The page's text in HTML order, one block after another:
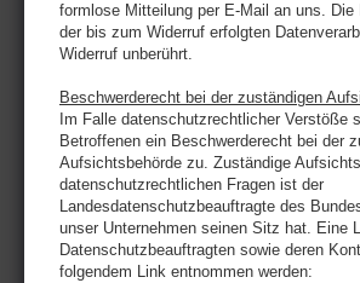
formlose Mitteilung per E-Mail an uns.
der bis zum Widerruf erfolgten
Widerruf unberührt.
Beschwerderecht bei der zuständigen
Im Falle datenschutzrechtlicher Verstöße
Betroffenen ein Beschwerderecht bei der
Aufsichtsbehörde zu. Zuständige
datenschutzrechtlichen Fragen ist der
Landesdatenschutzbeauftragte des
unser Unternehmen seinen Sitz hat. Eine
Datenschutzbeauftragten sowie deren
folgendem Link entnommen werden: